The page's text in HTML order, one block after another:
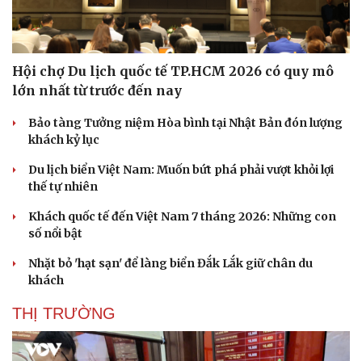
Hội chợ Du lịch quốc tế TP.HCM 2026 có quy mô
lớn nhất từ trước đến nay
Bảo tàng Tưởng niệm Hòa bình tại Nhật Bản đón lượng
khách kỷ lục
Du lịch biển Việt Nam: Muốn bứt phá phải vượt khỏi lợi
thế tự nhiên
Khách quốc tế đến Việt Nam 7 tháng 2026: Những con
số nổi bật
Nhặt bỏ 'hạt sạn' để làng biển Đắk Lắk giữ chân du
khách
THỊ TRƯỜNG